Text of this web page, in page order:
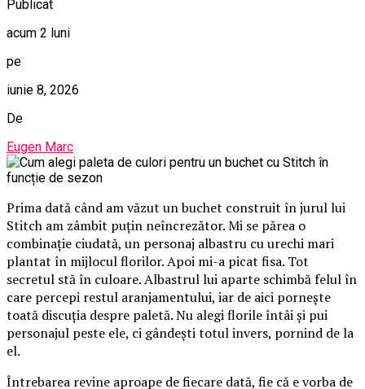
Publicat
acum 2 luni
pe
iunie 8, 2026
De
Eugen Marc
Prima dată când am văzut un buchet construit în jurul lui
Stitch am zâmbit puțin neîncrezător. Mi se părea o
combinație ciudată, un personaj albastru cu urechi mari
plantat în mijlocul florilor. Apoi mi-a picat fisa. Tot
secretul stă în culoare. Albastrul lui aparte schimbă felul în
care percepi restul aranjamentului, iar de aici pornește
toată discuția despre paletă. Nu alegi florile întâi și pui
personajul peste ele, ci gândești totul invers, pornind de la
el.
Întrebarea revine aproape de fiecare dată, fie că e vorba de